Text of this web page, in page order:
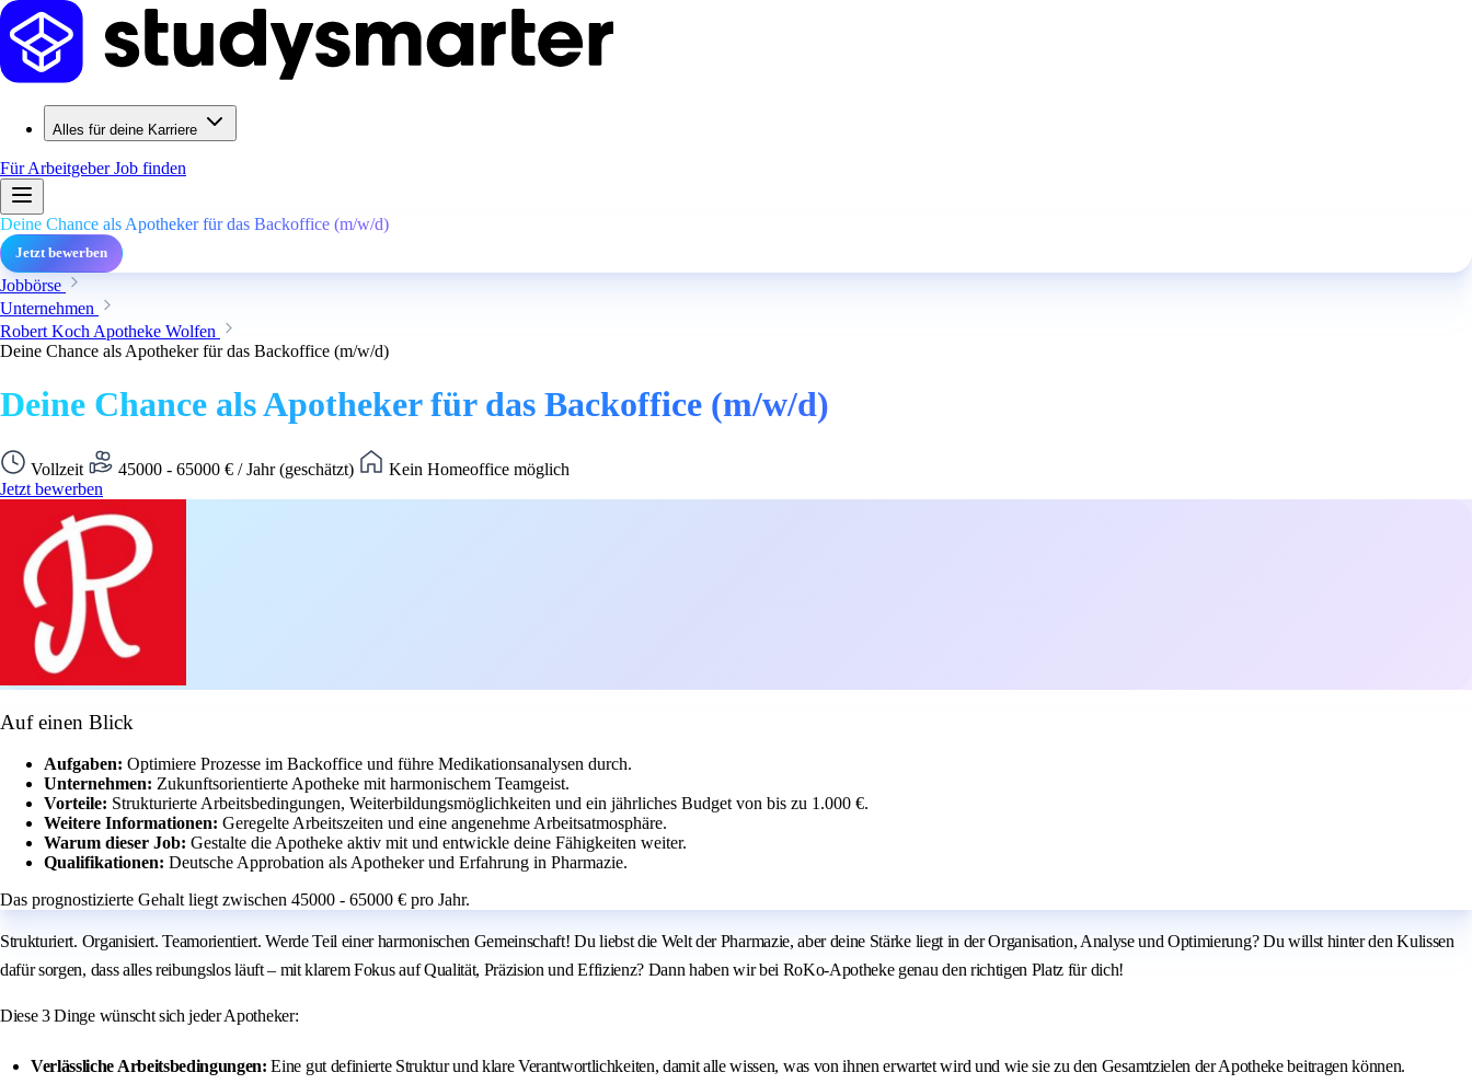
Alles für deine Karriere
Für ArbeitgeberJob finden
Deine Chance als Apotheker für das Backoffice (m/w/d)
Jetzt bewerben
Jobbörse
Unternehmen
Robert Koch Apotheke Wolfen
Deine Chance als Apotheker für das Backoffice (m/w/d)
Deine Chance als Apotheker für das Backoffice (m/w/d)
Vollzeit 45000 - 65000 € / Jahr (geschätzt)
Kein Homeoffice möglich
Jetzt bewerben
Auf einen Blick
Aufgaben: Optimiere Prozesse im Backoffice und führe Medikationsanalysen durch.
Unternehmen: Zukunftsorientierte Apotheke mit harmonischem Teamgeist.
Vorteile: Strukturierte Arbeitsbedingungen, Weiterbildungsmöglichkeiten und ein jährliches Budget von bis zu 1.000 €.
Weitere Informationen: Geregelte Arbeitszeiten und eine angenehme Arbeitsatmosphäre.
Warum dieser Job: Gestalte die Apotheke aktiv mit und entwickle deine Fähigkeiten weiter.
Qualifikationen: Deutsche Approbation als Apotheker und Erfahrung in Pharmazie.
Das prognostizierte Gehalt liegt zwischen 45000 - 65000 € pro Jahr.
Strukturiert. Organisiert. Teamorientiert. Werde Teil einer harmonischen Gemeinschaft! Du liebst die Welt der Pharmazie, aber deine Stärke liegt in der Organisation, Analyse und Optimierung? Du willst hinter den Kulissen
dafür sorgen, dass alles reibungslos läuft – mit klarem Fokus auf Qualität, Präzision und Effizienz? Dann haben wir bei RoKo-Apotheke genau den richtigen Platz für dich!
Diese 3 Dinge wünscht sich jeder Apotheker:
Verlässliche Arbeitsbedingungen: Eine gut definierte Struktur und klare Verantwortlichkeiten, damit alle wissen, was von ihnen erwartet wird und wie sie zu den Gesamtzielen der Apotheke beitragen können.